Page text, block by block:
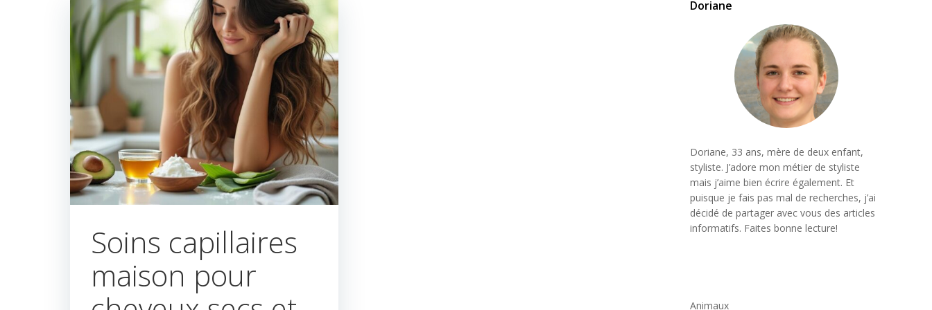
Soins capillaires
maison pour
Doriane
Doriane, 33 ans, mère de deux enfant,
styliste. J’adore mon métier de styliste
mais j’aime bien écrire également. Et
puisque je fais pas mal de recherches, j’ai
décidé de partager avec vous des articles
informatifs. Faites bonne lecture!
Animaux